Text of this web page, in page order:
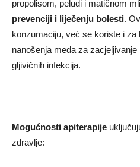
propolisom, peludi i matičnom
prevenciji i liječenju bolesti.
konzumaciju, već se koriste i za
nanošenja meda za
gljivičnih infekcija.
Mogućnosti apiterapije
zdravlje: